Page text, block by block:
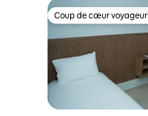
Coup de cœur
Coup de cœur